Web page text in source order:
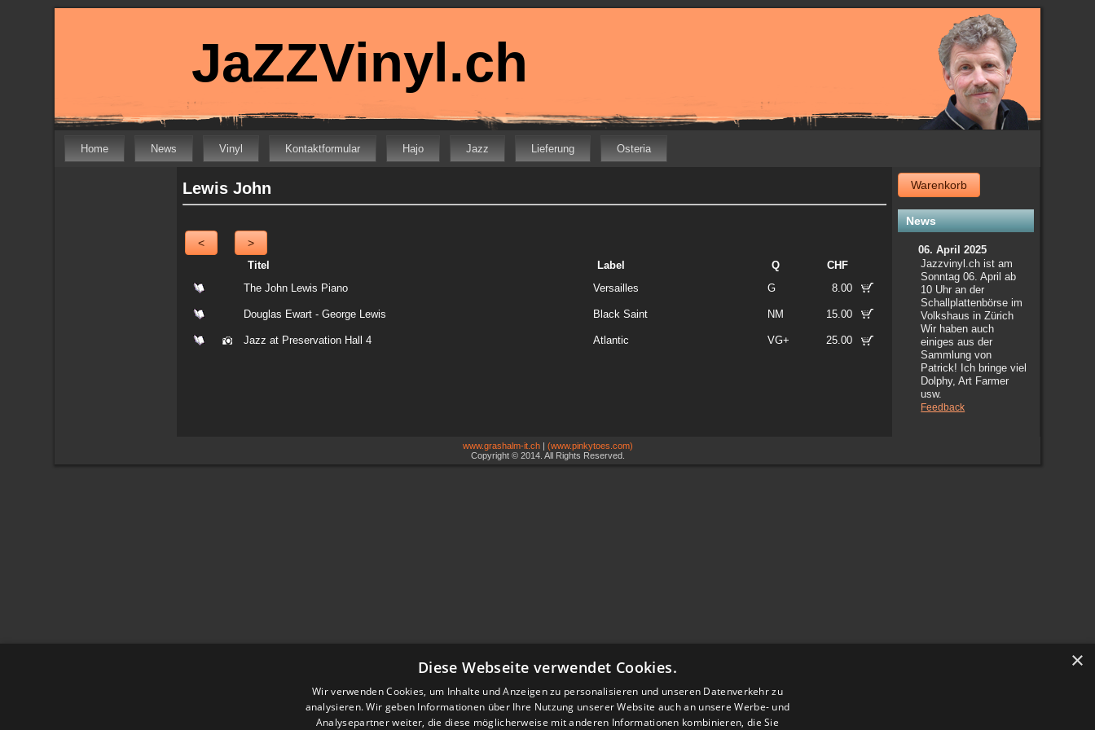
JaZZVinyl.ch
Home News Vinyl Kontaktformular Hajo Jazz Lieferung Osteria
Lewis John
< >
Titel Label Q
CHF
The John Lewis Piano
Versailles G 8.00
Douglas Ewart - George Lewis Black Saint NM 15.00
Jazz at Preservation Hall 4 Atlantic VG+ 25.00
Warenkorb
News
06. April 2025
Jazzvinyl.ch ist am
Sonntag 06. April ab
10 Uhr an der
Schallplattenbörse im
Volkshaus in Zürich
Wir haben auch
einiges aus der
Sammlung von
Patrick! Ich bringe viel
Dolphy, Art Farmer
usw.
Feedback
www.grashalm-it.ch| (www.pinkytoes.com)
Copyright © 2014. All Rights Reserved.
×
Diese Webseite verwendet Cookies.
Wir verwenden Cookies, um Inhalte und Anzeigen zu personalisieren und unseren Datenverkehr zu
analysieren. Wir geben Informationen über Ihre Nutzung unserer Website auch an unsere Werbe- und
Analysepartner weiter, die diese möglicherweise mit anderen Informationen kombinieren, die Sie